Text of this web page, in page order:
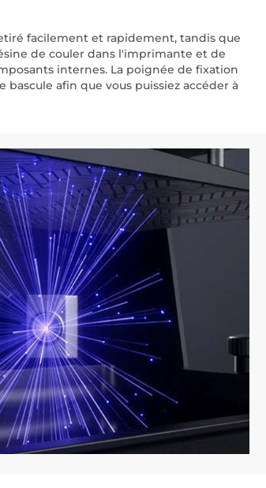
facilement et rapidement, tandis que
de couler dans l'imprimante et de
internes. La poignée de fixation
afin que vous puissiez accéder à